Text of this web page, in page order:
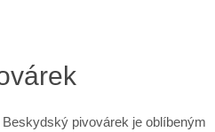
pivovárek je oblíbeným